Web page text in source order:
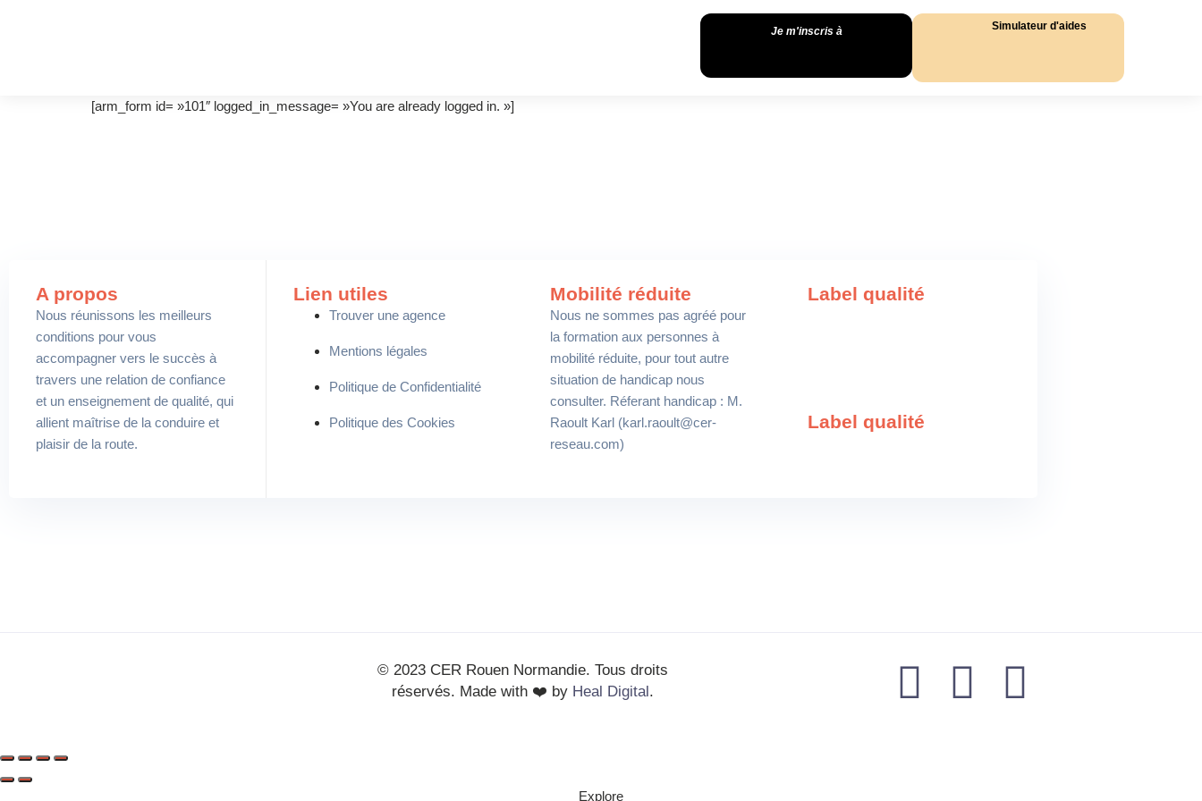
Je m'inscris à Simulateur d'aides
[arm_form id= »101″ logged_in_message= »You are already logged in. »]
A propos
Nous réunissons les meilleurs
conditions pour vous
accompagner vers le succès à
travers une relation de confiance
et un enseignement de qualité, qui
allient maîtrise de la conduire et
plaisir de la route.
Lien utiles
Trouver une agence
Mentions légales
Politique de Confidentialité
Politique des Cookies
Mobilité réduite
Nous ne sommes pas agréé pour
la formation aux personnes à
mobilité réduite, pour tout autre
situation de handicap nous
consulter. Réferant handicap : M.
Raoult Karl (karl.raoult@cer-
reseau.com)
Label qualité
Label qualité
© 2023 CER Rouen Normandie. Tous droits
réservés. Made with ❤️ by Heal Digital .
Explore